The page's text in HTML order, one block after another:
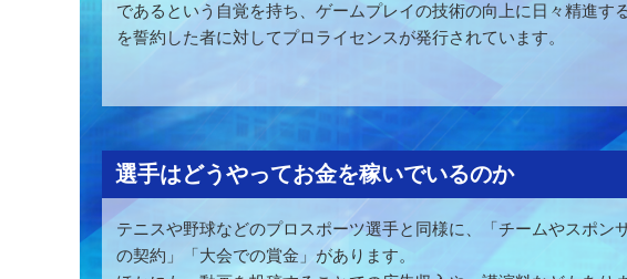
であるという自覚を持ち、ゲームプレイの技術の向上に日々精進す
を誓約した者に対してプロライセンスが発行されています。
選手はどうやってお金を稼いでいるのか
テニスや野球などのプロスポーツ選手と同様に、「チームやスポン
の契約」「大会での賞金」があります。